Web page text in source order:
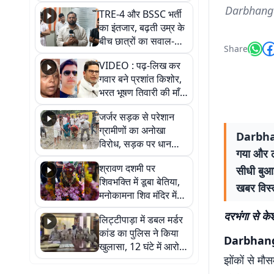
RJD, तेजस्वी को लेकर
क्या कहा, सुनिए
TRE-4 और BSSC भर्ती
का इंतजार, बढ़ती उम्र के
बीच छात्रों का सवाल-
आखिर कब आएगी बहाली?
देखें वीडियो
VIDEO : पढ़-लिख कर
गवार बने प्रशांत किशोर,
भरत भूषण तिवारी की माँ ने
कहा नहीं थी उम्मीद, बेटा
था तो किसी को बोलने की
नहीं थी हिम्मत
जर्जर सड़क से परेशान
ग्रामीणों का अनोखा
विरोध, सड़क पर धान
रोपकर और खाद डालकर
जताया आक्रोश
श्रावण दशमी पर
शिवभक्ति में डूबा बेतिया,
मनोकामना शिव मंदिर में
हुआ भव्य श्रृंगार
लिट्टीपाड़ा में डबल मर्डर
कांड का पुलिस ने किया
खुलासा, 12 घंटे में आरोपी
गिरफ्तार
Share
गया और
सीधी
खबर
दरभंगा से
झोंकों से